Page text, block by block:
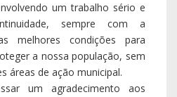
um trabalho sério e
sempre com a
melhores condições para
a nossa população, sem
áreas de ação municipal.
um agradecimento aos